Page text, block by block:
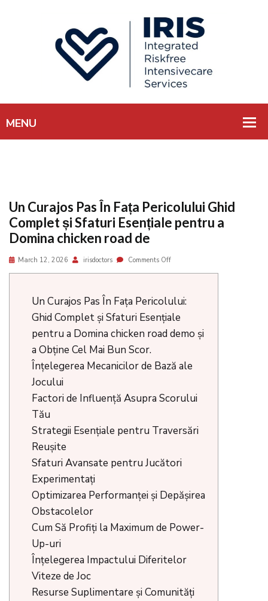
Un Curajos Pas În Fața Pericolului Ghid
Complet și Sfaturi Esențiale pentru a
Domina chicken road de
March 12, 2026 irisdoctors Comments Off
Un Curajos Pas În Fața Pericolului:
Ghid Complet și Sfaturi Esențiale
pentru a Domina chicken road demo și
a Obține Cel Mai Bun Scor.
Înțelegerea Mecanicilor de Bază ale
Jocului
Factori de Influență Asupra Scorului
Tău
Strategii Esențiale pentru Traversări
Reușite
Sfaturi Avansate pentru Jucători
Experimentați
Optimizarea Performanței și Depășirea
Obstacolelor
Cum Să Profiți la Maximum de Power-
Up-uri
Înțelegerea Impactului Diferitelor
Viteze de Joc
Resurse Suplimentare și Comunități